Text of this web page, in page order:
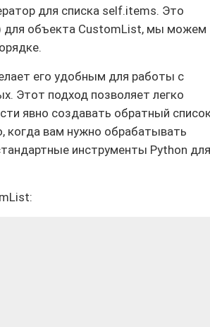
для списка self.items. Это
для объекта CustomList, мы можем
его удобным для работы с
Этот подход позволяет легко
явно создавать обратный
когда вам нужно обрабатывать
инструменты Python для